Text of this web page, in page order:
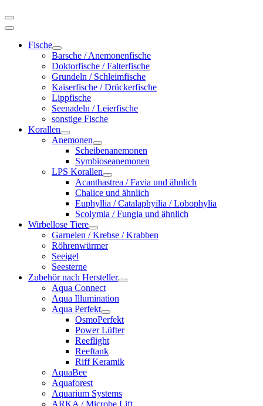
Fische
Barsche / Anemonenfische
Doktorfische / Falterfische
Grundeln / Schleimfische
Kaiserfische / Drückerfische
Lippfische
Seenadeln / Leierfische
sonstige Fische
Korallen
Anemonen
Scheibenanemonen
Symbioseanemonen
LPS Korallen
Acanthastrea / Favia und ähnlich
Chalice und ähnlich
Euphyllia / Catalaphyilia / Lobophylia
Scolymia / Fungia und ähnlich
Wirbellose Tiere
Garnelen / Krebse / Krabben
Röhrenwürmer
Seeigel
Seesterne
Zubehör nach Hersteller
Aqua Connect
Aqua Illumination
Aqua Perfekt
OsmoPerfekt
Power Lüfter
Reeflight
Reeftank
Riff Keramik
AquaBee
Aquaforest
Aquarium Systems
ARKA / Microbe Lift